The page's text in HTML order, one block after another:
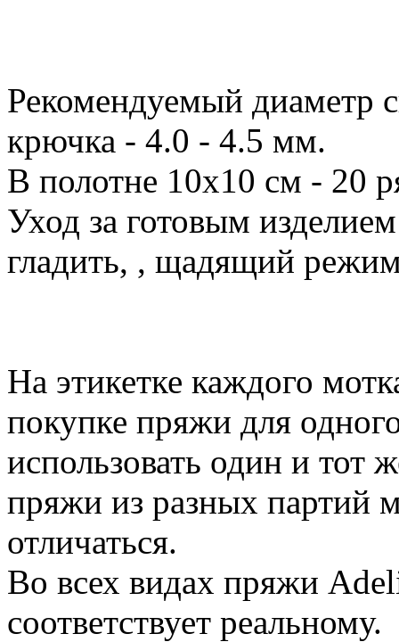
Рекомендуемый диаметр
крючка - 4.0 - 4.5 мм.
В полотне 10х10 см - 20
Уход за готовым
гладить, , щадящий
На этикетке каждого
покупке пряжи для
использовать один и тот
пряжи из разных партий
отличаться.
Во всех видах пряжи
соответствует реальному.